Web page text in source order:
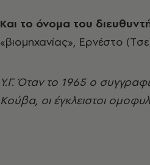
Kαι το όνομα του
«βιομηχανίας», Eρνέστο
Y.Γ. Όταν το 1965 ο
Kούβα, οι έγκλειστοι